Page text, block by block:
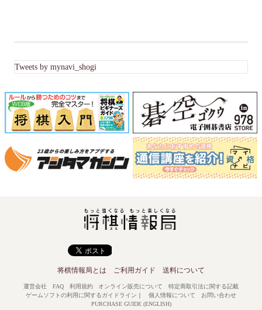
Tweets by mynavi_shogi
将棋情報局とは ご利用ガイド 送料について
運営会社 FAQ 利用規約 オンライン販売について
特定商取引法に関する記載
ゲームソフトの利用に関するガイドライン
個人情報について
お問い合わせ
PURCHASE GUIDE (ENGLISH)